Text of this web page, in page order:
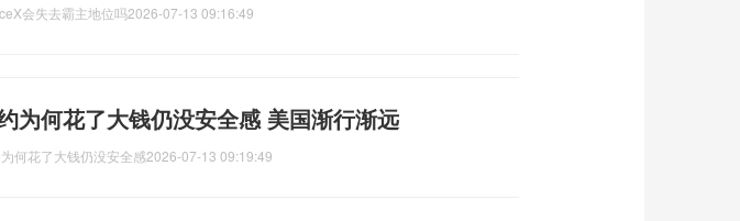
会失去霸主地位吗2026-07-13 09:16:49
为何花了大钱仍没安全感 美国渐行渐远
何花了大钱仍没安全感2026-07-13 09:19:49